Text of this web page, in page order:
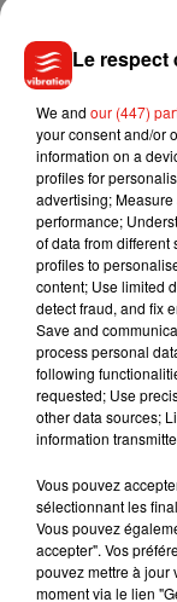
pourra pas par
tard dans la nuit.
son aval.
Si la solution du
vous pouvez
comme
Musique
Le respect
We and our (447)
your consent and/or
information on a
profiles for
advertising;
performance;
of data from
profiles to
content; Use limited
detect fraud, and fix
Save and
process personal
following
requested; Use
other data sources;
information
Vous pouvez
sélectionnant les
Vous pouvez
accepter". Vos
pouvez mettre à jour
moment via le lien